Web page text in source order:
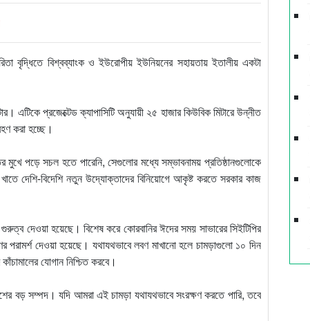
বৃদ্ধিতে বিশ্বব্যাংক ও ইউরোপীয় ইউনিয়নের সহায়তায় ইতালীয় একটা
এটিকে প্রজেক্টেড ক্যাপাসিটি অনুযায়ী ২৫ হাজার কিউবিক মিটারে উন্নীত
করা হচ্ছে।
মুখে পড়ে সচল হতে পারেনি, সেগুলোর মধ্যে সম্ভাবনাময় প্রতিষ্ঠানগুলোকে
দেশি-বিদেশি নতুন উদ্যোক্তাদের বিনিয়োগে আকৃষ্ট করতে সরকার কাজ
দেওয়া হয়েছে। বিশেষ করে কোরবানির ঈদের সময় সাভারের সিইটিপির
দেওয়া হয়েছে। যথাযথভাবে লবণ মাখানো হলে চামড়াগুলো ১০ দিন
যোগান নিশ্চিত করবে।
বড় সম্পদ। যদি আমরা এই চামড়া যথাযথভাবে সংরক্ষণ করতে পারি, তবে